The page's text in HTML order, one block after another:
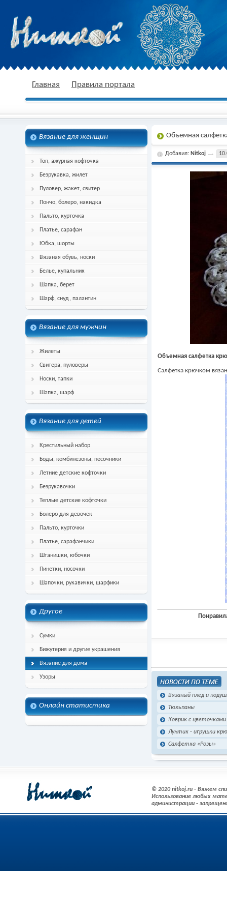
спицами, схема и описание
Главная Правила портала
Вязание для женщин
Топ, ажурная кофточка
Безрукавка, жилет
Пуловер, жакет, свитер
Пончо, болеро, накидка
Пальто, курточка
Платье, сарафан
Юбка, шорты
Вязаная обувь, носки
Белье, купальник
Шапка, берет
Шарф, снуд, палантин
Вязание для мужчин
Жилеты
Свитера, пуловеры
Носки, тапки
Шапка, шарф
Вязание для детей
Крестильный набор
Боды, комбинезоны, песочники
Летние детские кофточки
Безрукавочки
Теплые детские кофточки
Болеро для девочек
Пальто, курточки
Платье, сарафанчики
Штанишки, юбочки
Пинетки, носочки
Шапочки, рукавички, шарфики
Другое
Сумки
Бижутерия и другие украшения
Вязание для дома
Узоры
Онлайн статистика
Объемная
Добавил: Nitkoj
Объемная салфетка
Салфетка крючком
Вязаный плед и
Тюльпаны
Коврик с
Лунтик - игрушки
Салфетка «Розы»
© 2020 nitkoj.ru - Вяжем
Использование любых
администрации -